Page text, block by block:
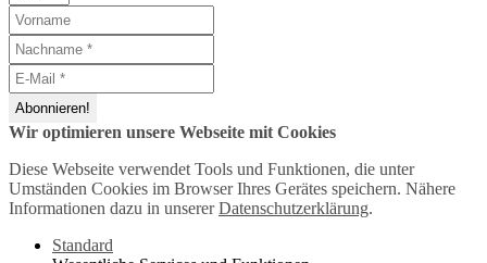
Wir optimieren unsere Webseite mit Cookies
Diese Webseite verwendet Tools und Funktionen, die unter
Umständen Cookies im Browser Ihres Gerätes speichern. Nähere
Informationen dazu in unsererDatenschutzerklärung.
Standard